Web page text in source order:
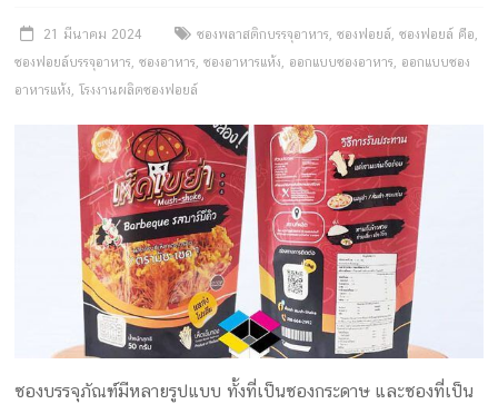
21 มีนาคม 2024 ซองพลาสติกบรรจุอาหาร ,ซองฟอยล์ ,ซองฟอยล์ คือ
ซองฟอยล์บรรจุอาหาร ,ซองอาหาร ,ซองอาหารแห้ง ออกแบบซองอาหาร
ออกแบบซอง
อาหารแห้ง ,โรงงานผลิตซองฟอยล์
ซองบรรจุภัณฑ์มีหลายรูปแบบ ทั้งที่เป็นซองกระดาษ และซองที่เป็น